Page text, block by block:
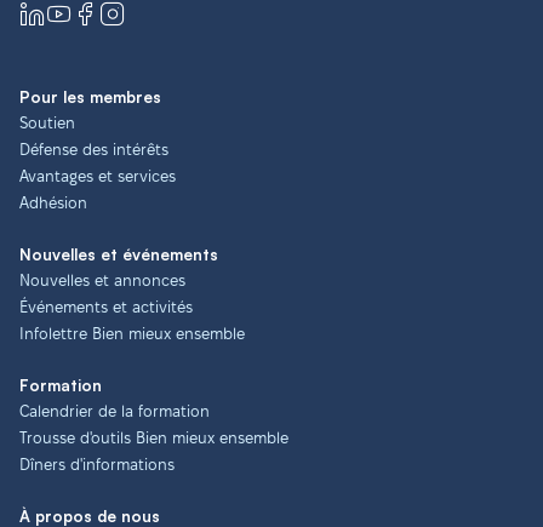
Pour les membres
Soutien
Défense des intérêts
Avantages et services
Adhésion
Nouvelles et événements
Nouvelles et annonces
Événements et activités
Infolettre Bien mieux ensemble
Formation
Calendrier de la formation
Trousse d'outils Bien mieux ensemble
Dîners d'informations
À propos de nous